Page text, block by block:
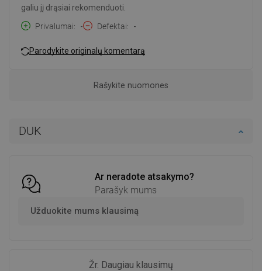
DUK
Ar neradote atsakymo?
Parašyk mums
Užduokite mums klausimą
Žr. Daugiau klausimų
galiu jį drąsiai rekomenduoti.
Privalumai
- Defektai -
Parodykite originalų komentarą
Rašykite nuomones